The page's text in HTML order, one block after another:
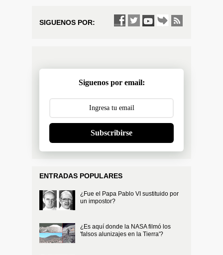
SIGUENOS POR:
Siguenos por email:
Subscribirse
ENTRADAS POPULARES
¿Fue el Papa Pablo VI sustituido por
un impostor?
¿Es aquí donde la NASA filmó los
'falsos alunizajes en la Tierra'?